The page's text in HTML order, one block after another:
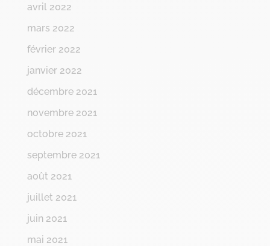
avril 2022
mars 2022
février 2022
janvier 2022
décembre 2021
novembre 2021
octobre 2021
septembre 2021
août 2021
juillet 2021
juin 2021
mai 2021